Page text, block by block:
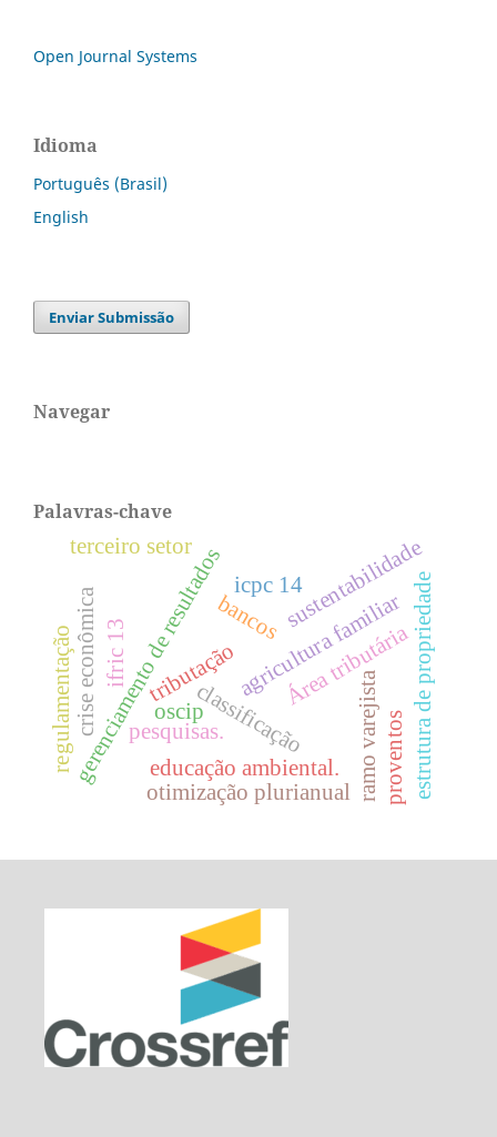
Open Journal Systems
Idioma
Português (Brasil)
English
Enviar Submissão
Navegar
Palavras-chave
classificação
Área tributária
tributação
gerenciamento de resultados estrutura de propriedade
agricultura familiar
bancos
crise econômica
regulamentação pesquisas.
terceiro setor
oscip
sustentabilidade
ramo varejista
educação ambiental.
ifric 13
otimização plurianual
icpc 14
proventos